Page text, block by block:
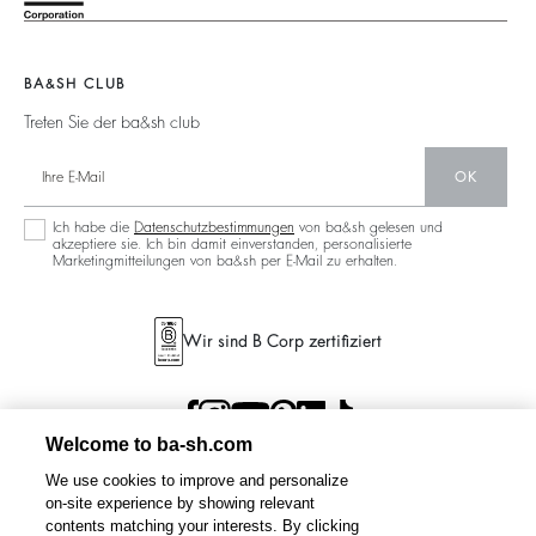
Nachhaltigkeit
BA&SH CLUB
Treten Sie der ba&sh club
OK
Ich habe die Datenschutzbestimmungen von ba&sh gelesen und
akzeptiere sie. Ich bin damit einverstanden, personalisierte
Marketingmitteilungen von ba&sh per E-Mail zu erhalten.
Wir sind B Corp zertifiziert
Welcome to ba-sh.com
We use cookies to improve and personalize
on-site experience by showing relevant
contents matching your interests. By clicking